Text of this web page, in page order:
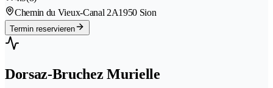
Chemin du Vieux-Canal 2A1950 Sion
Termin reservieren
Dorsaz-Bruchez Murielle